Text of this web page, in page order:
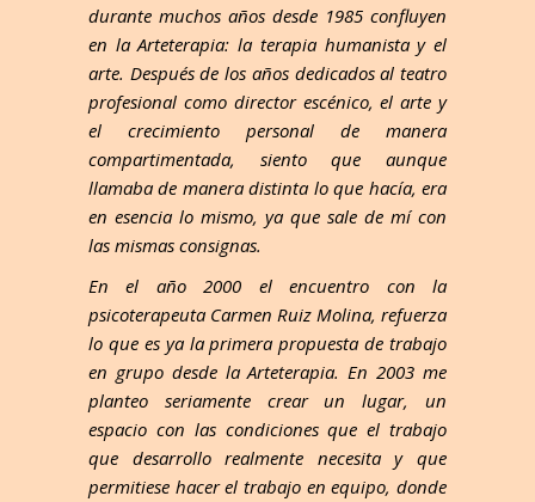
durante muchos años desde 1985 confluyen
en la Arteterapia: la terapia humanista y el
arte. Después de los años dedicados al teatro
profesional como director escénico, el arte y
el crecimiento personal de manera
compartimentada, siento que aunque
llamaba de manera distinta lo que hacía, era
en esencia lo mismo, ya que sale de mí con
las mismas consignas.
En el año 2000 el encuentro con la
psicoterapeuta Carmen Ruiz Molina, refuerza
lo que es ya la primera propuesta de trabajo
en grupo desde la Arteterapia. En 2003 me
planteo seriamente crear un lugar, un
espacio con las condiciones que el trabajo
que desarrollo realmente necesita y que
permitiese hacer el trabajo en equipo, donde